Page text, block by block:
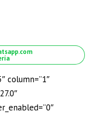
column=”1″